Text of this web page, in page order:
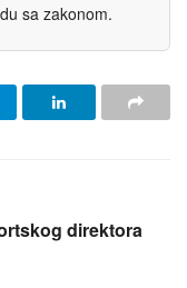
sa zakonom.
direktora